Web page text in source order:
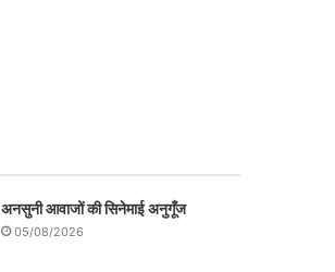
अनसुनी आवाजों की सिनेमाई अनुगूँज
05/08/2026